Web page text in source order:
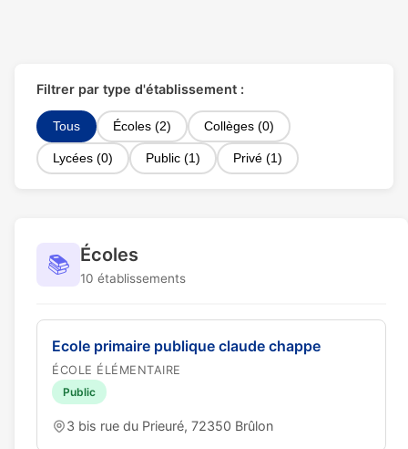
Filtrer par type d'établissement :
Tous Écoles (2) Collèges (0)
Lycées (0) Public (1) Privé (1)
📚 Écoles
10 établissements
Ecole primaire publique claude chappe
ÉCOLE ÉLÉMENTAIRE
Public
3 bis rue du Prieuré, 72350 Brûlon